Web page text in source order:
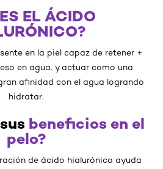
EL ÁCIDO
en la piel capaz de retener +
en agua. y actuar como una
afinidad con el agua logrando
hidratar.
beneficios en el
pelo?
de ácido hialurónico ayuda